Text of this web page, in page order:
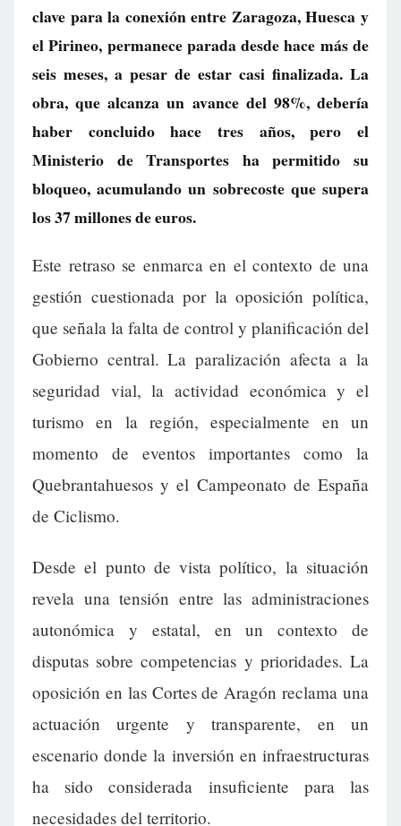
clave para la conexión entre Zaragoza, Huesca y
el Pirineo, permanece parada desde hace más de
seis meses, a pesar de estar casi finalizada. La
obra, que alcanza un avance del 98%, debería
haber concluido hace tres años, pero el
Ministerio de Transportes ha permitido su
bloqueo, acumulando un sobrecoste que supera
los 37 millones de euros.
Este retraso se enmarca en el contexto de una
gestión cuestionada por la oposición política,
que señala la falta de control y planificación del
Gobierno central. La paralización afecta a la
seguridad vial, la actividad económica y el
turismo en la región, especialmente en un
momento de eventos importantes como la
Quebrantahuesos y el Campeonato de España
de Ciclismo.
Desde el punto de vista político, la situación
revela una tensión entre las administraciones
autonómica y estatal, en un contexto de
disputas sobre competencias y prioridades. La
oposición en las Cortes de Aragón reclama una
actuación urgente y transparente, en un
escenario donde la inversión en infraestructuras
ha sido considerada insuficiente para las
necesidades del territorio.